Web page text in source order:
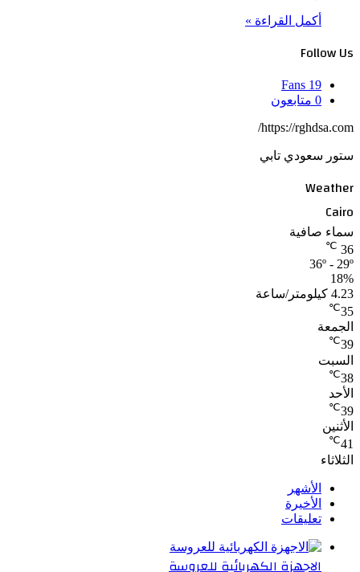
أكمل القراءة »
Follow Us
19
Fans
0 متابعون
https://rghdsa.com/
ستور سعودي تابي
Weather
Cairo
سماء صافية
36
℃
36º - 29º
18%
4.23 كيلومتر/ساعة
35
℃
الجمعة
39
℃
السبت
38
℃
الأحد
39
℃
الأثنين
41
℃
الثلاثاء
الأشهر
الأخيرة
تعليقات
الاجهزة الكهربائية للعروسة